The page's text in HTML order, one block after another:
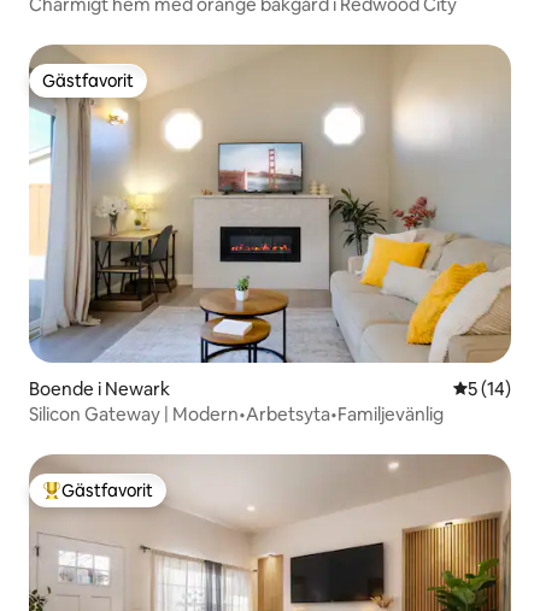
Gästfavorit
Gästfavorit
Boende i Newark 5 av 5 i
5 (14)
Silicon Gateway | Modern•Arbetsyta•Familjevänlig
Populär gästfavorit
Gästfavorit